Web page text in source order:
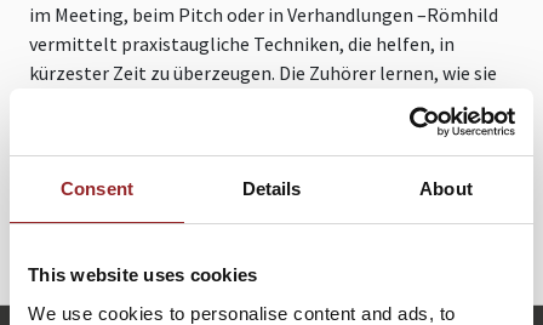
Consent Details About
This website uses cookies
We use cookies to personalise content and ads, to
im Meeting, beim Pitch oder in Verhandlungen –Römhild
vermittelt praxistaugliche Techniken, die helfen, in
kürzester Zeit zu überzeugen. Die Zuhörer lernen, wie sie
komplexe Informationen verständlich machen und
gleichzeitig Begeisterung wecken. Dieser Vortrag ist ideal
für Unternehmen, die ihre Mitarbeiter darin stärken
möchten, effektiver zu kommunizieren und bei
Präsentationen oder Pitches durch Präzision und Klarheit